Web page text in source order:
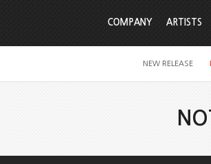
COMPANY ARTISTS
NEW RELEASE